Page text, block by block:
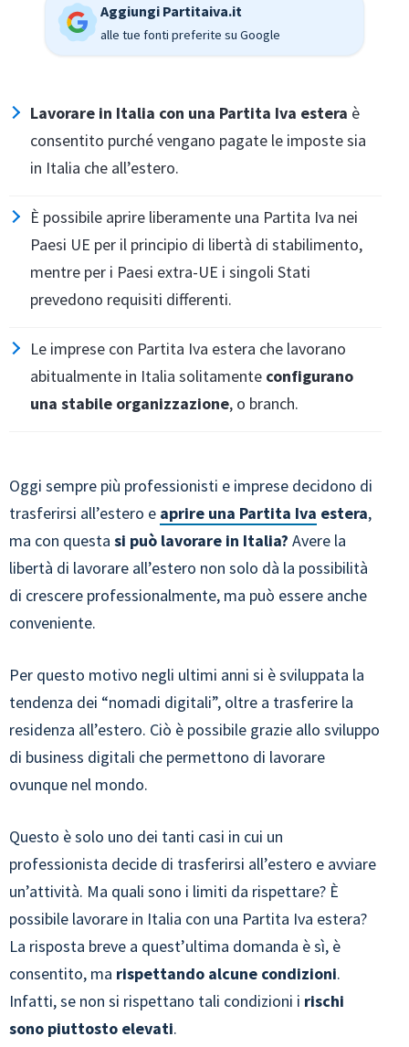
Aggiungi Partitaiva.it
alle tue fonti preferite su Google
Lavorare in Italia con una Partita Iva estera è
consentito purché vengano pagate le imposte sia
in Italia che all’estero.
È possibile aprire liberamente una Partita Iva nei
Paesi UE per il principio di libertà di stabilimento,
mentre per i Paesi extra-UE i singoli Stati
prevedono requisiti differenti.
Le imprese con Partita Iva estera che lavorano
abitualmente in Italia solitamente configurano
una stabile organizzazione, o branch.
Oggi sempre più professionisti e imprese decidono di
trasferirsi all’estero e aprire una Partita Iva estera,
ma con questa si può lavorare in Italia? Avere la
libertà di lavorare all’estero non solo dà la possibilità
di crescere professionalmente, ma può essere anche
conveniente.
Per questo motivo negli ultimi anni si è sviluppata la
tendenza dei “nomadi digitali”, oltre a trasferire la
residenza all’estero. Ciò è possibile grazie allo sviluppo
di business digitali che permettono di lavorare
ovunque nel mondo.
Questo è solo uno dei tanti casi in cui un
professionista decide di trasferirsi all’estero e avviare
un’attività. Ma quali sono i limiti da rispettare? È
possibile lavorare in Italia con una Partita Iva estera?
La risposta breve a quest’ultima domanda è sì, è
consentito, ma rispettando alcune condizioni.
Infatti, se non si rispettano tali condizioni i rischi
sono piuttosto elevati.